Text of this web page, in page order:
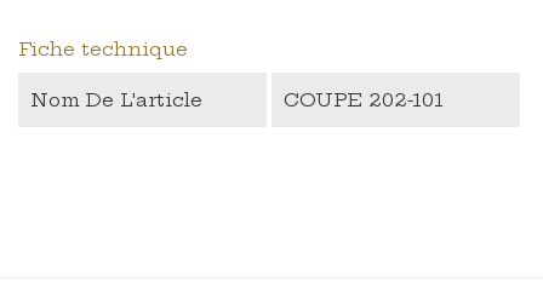
Fiche technique
Nom De L'article COUPE 202-101